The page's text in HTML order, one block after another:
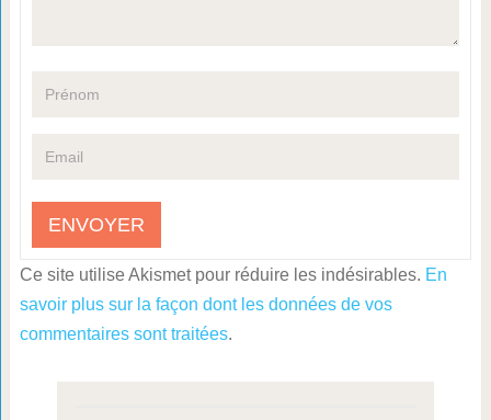
Ce site utilise Akismet pour réduire les indésirables. En
savoir plus sur la façon dont les données de vos
commentaires sont traitées.